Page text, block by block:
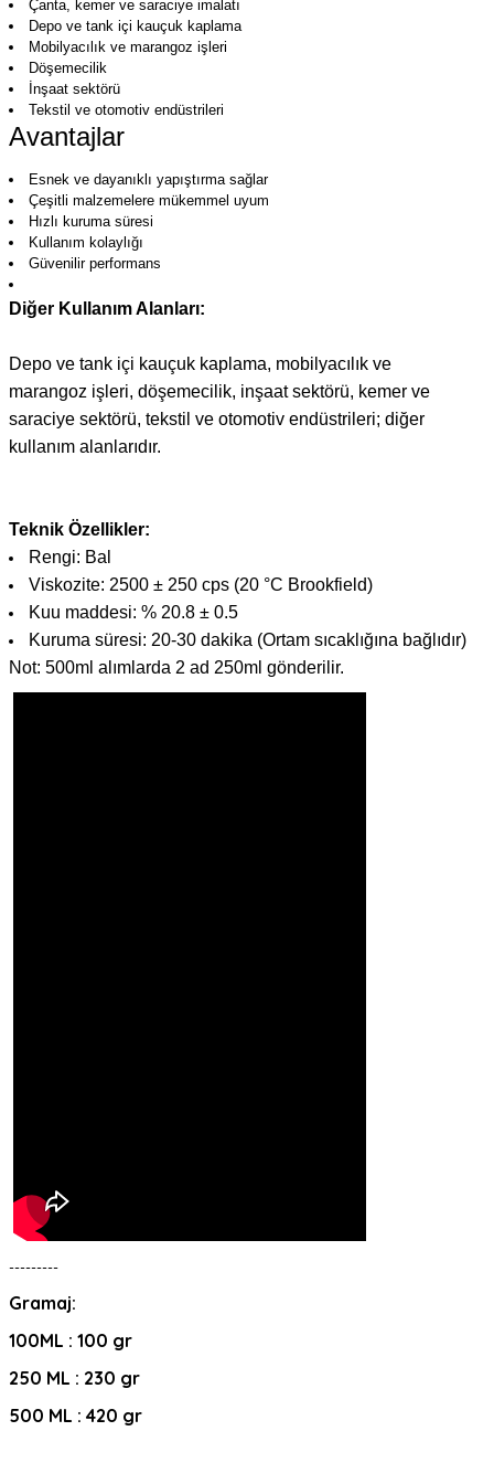
Çanta, kemer ve saraciye imalatı
Depo ve tank içi kauçuk kaplama
Mobilyacılık ve marangoz işleri
Döşemecilik
İnşaat sektörü
Tekstil ve otomotiv endüstrileri
Avantajlar
Esnek ve dayanıklı yapıştırma sağlar
Çeşitli malzemelere mükemmel uyum
Hızlı kuruma süresi
Kullanım kolaylığı
Güvenilir performans
Diğer Kullanım Alanları:
Depo ve tank içi kauçuk kaplama, mobilyacılık ve
marangoz işleri, döşemecilik, inşaat sektörü, kemer ve
saraciye sektörü, tekstil ve otomotiv endüstrileri; diğer
kullanım alanlarıdır.
Teknik Özellikler:
Rengi: Bal
Viskozite: 2500 ± 250 cps (20 °C Brookfield)
Kuu maddesi: % 20.8 ± 0.5
Kuruma süresi: 20-30 dakika (Ortam sıcaklığına bağlıdır)
Not: 500ml alımlarda 2 ad 250ml gönderilir.
---------
Gramaj:
100ML : 100 gr
250 ML : 230 gr
500 ML : 420 gr